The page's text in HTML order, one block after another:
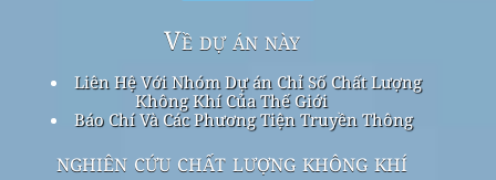
Về dự án này
Liên Hệ Với Nhóm Dự án Chỉ Số Chất Lượng
Không Khí Của Thế Giới
Báo Chí Và Các Phương Tiện Truyền Thông
nghiên cứu chất lượng không khí